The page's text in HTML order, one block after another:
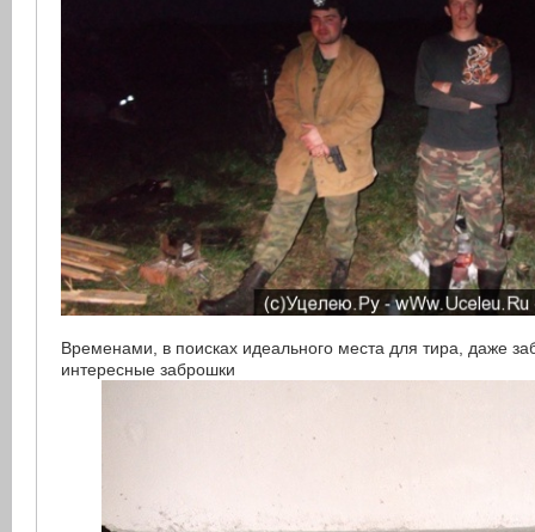
Временами, в поисках идеального места для тира, даже
интересные заброшки